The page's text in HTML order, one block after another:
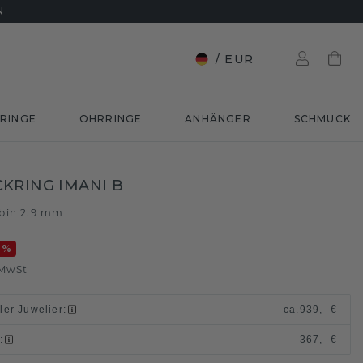
/ EUR
OHRRINGE ANHÄNGER SCHMUCK
IMANI B
2.9 mm
%
Juwelier: ca. 939,- €
: 367,- €